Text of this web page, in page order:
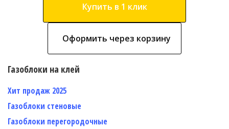
Купить в 1 клик
Оформить через корзину
Газоблоки на клей
Хит продаж 2025
Газоблоки стеновые
Газоблоки перегородочные